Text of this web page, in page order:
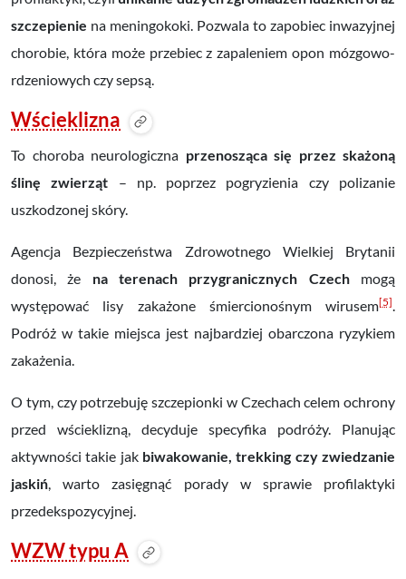
szczepienie na meningokoki. Pozwala to zapobiec inwazyjnej
chorobie, która może przebiec z zapaleniem opon mózgowo-
rdzeniowych czy sepsą.
Wścieklizna
To choroba neurologiczna przenosząca się przez skażoną
ślinę zwierząt – np. poprzez pogryzienia czy polizanie
uszkodzonej skóry.
Agencja Bezpieczeństwa Zdrowotnego Wielkiej Brytanii
donosi, że na terenach przygranicznych Czechmogą
występować lisy zakażone śmiercionośnym wirusem[5]
Podróż w takie miejsca jest najbardziej obarczona ryzykiem
zakażenia.
O tym, czy potrzebuję szczepionki w Czechach celem ochrony
przed wścieklizną, decyduje specyfika podróży. Planując
aktywności takie jak biwakowanie, trekking czy zwiedzanie
jaskiń , warto zasięgnąć porady w sprawie profilaktyki
przedekspozycyjnej.
WZW typu A